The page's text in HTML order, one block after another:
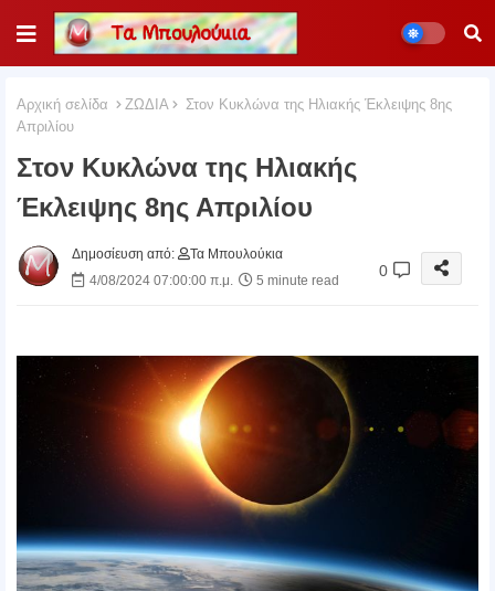
Αρχική σελίδα ΖΩΔΙΑ
Στον Κυκλώνα της Ηλιακής Έκλειψης 8ης
Απριλίου
Στον Κυκλώνα της Ηλιακής
Έκλειψης 8ης Απριλίου
Δημοσίευση από:
Τα Μπουλούκια
4/08/2024 07:00:00 π.μ.
5 minute read
0